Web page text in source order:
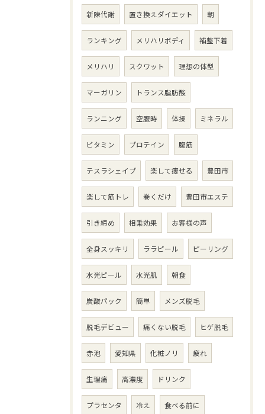
新陳代謝 置き換えダイエット 朝
ランキング メリハリボディ 補整下着
メリハリ スクワット 理想の体型
マーガリン トランス脂肪酸
ランニング 空腹時 体操 ミネラル
ビタミン プロテイン 腹筋
テスラシェイプ 楽して痩せる 豊田市
楽して筋トレ 巻くだけ 豊田市エステ
引き締め 相乗効果 お客様の声
全身スッキリ ララピール ピーリング
水光ピール 水光肌 朝食
炭酸パック 簡単 メンズ脱毛
脱毛デビュー 痛くない脱毛 ヒゲ脱毛
赤池 愛知県 化粧ノリ 疲れ
生理痛 高濃度 ドリンク
プラセンタ 冷え 食べる前に